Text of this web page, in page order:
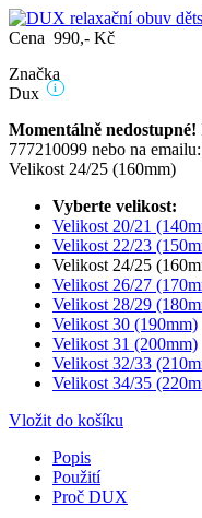
Cena 990,- Kč
Značka
Dux
i
Momentálně nedostupné!
777210099 nebo na
Velikost 24/25 (160mm)
Vyberte velikost:
Velikost 20/21
Velikost 22/23
Velikost 24/25
Velikost 26/27
Velikost 28/29
Velikost 30 (190mm)
Velikost 31 (200mm)
Velikost 32/33
Velikost 34/35
Vložit do košíku
Popis
Použití
Proč DUX